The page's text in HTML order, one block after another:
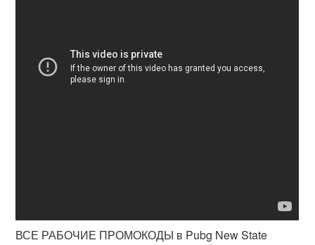
ВСЕ РАБОЧИЕ ПРОМОКОДЫ в Pubg New State